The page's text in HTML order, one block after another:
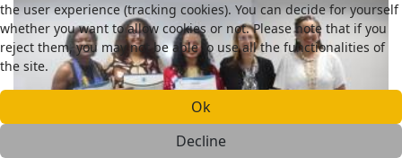
the user experience (tracking cookies). You can decide for yourself
whether you want to allow cookies or not. Please note that if you
reject them, you may not be able to use all the functionalities of
the site.
Ok
Decline